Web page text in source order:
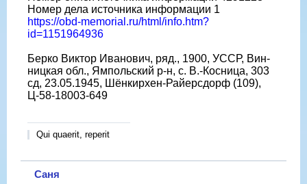
Номер дела источника информации 1
https://obd-memorial.ru/html/info.htm?
id=1151964936
Берко Виктор Иванович, ряд., 1900, УССР, Вин-
ницкая обл., Ямпольский р-н, с. В.-Косница, 303
сд, 23.05.1945, Шёнкирхен-Райерсдорф (109),
Ц-58-18003-649
Qui quaerit, reperit
Саня